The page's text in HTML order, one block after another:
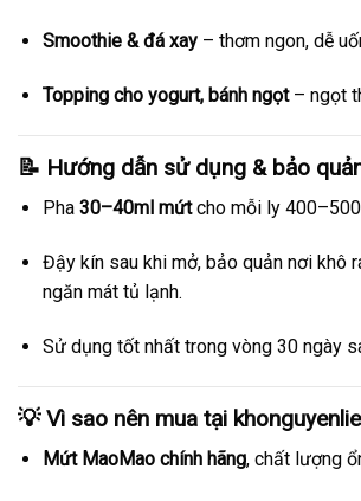
Smoothie & đá xay– thơm ngon, dễ
Topping cho yogurt, bánh ngọt– ngọt
📝 Hướng dẫn sử dụng & bảo
Pha 30–40ml mứtcho mỗi ly
Đậy kín sau khi mở, bảo quản nơi khô
ngăn mát tủ lạnh.
Sử dụng tốt nhất trong vòng 30 ngày
💡 Vì sao nên mua tại
Mứt MaoMao chính hãng, chất lượng